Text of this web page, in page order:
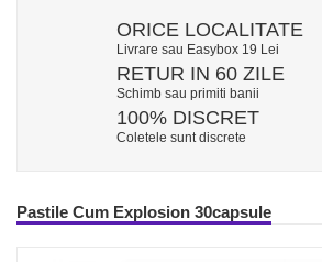
ORICE LOCALITATE
Livrare sau Easybox 19 Lei
RETUR IN 60 ZILE
Schimb sau primiti banii
100% DISCRET
Coletele sunt discrete
Pastile Cum Explosion 30capsule